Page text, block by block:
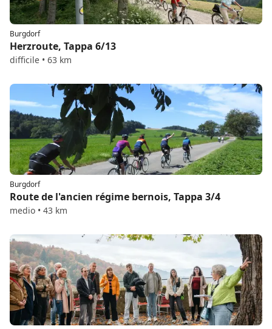
Burgdorf
Herzroute, Tappa 6/13
difficile • 63 km
Burgdorf
Route de l'ancien régime bernois, Tappa 3/4
medio • 43 km